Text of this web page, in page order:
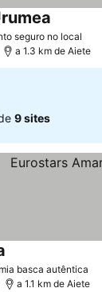
seguro no local
a 1.3 km de Aiete
9 sites
basca autêntica
a 1.1 km de Aiete